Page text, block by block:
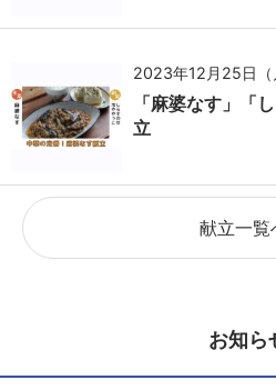
2023年12月25日（
「麻婆なす」「
立
献立一覧
お知ら